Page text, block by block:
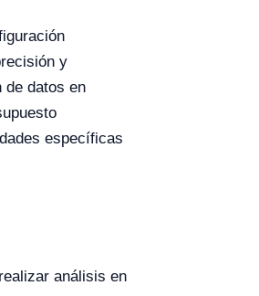
y
de datos en
específicas
análisis en